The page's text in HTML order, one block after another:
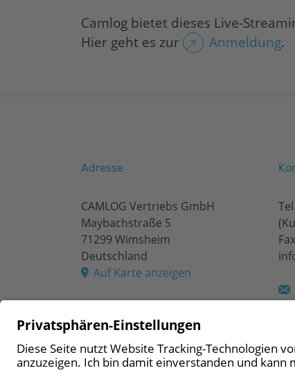
Camlog bietet dieses Live-
Hier geht es zur
Anmeldung.
Adresse
CAMLOG Vertriebs GmbH
Maybachstraße 5
71299 Wimsheim
Deutschland
Auf Karte anzeigen
Tel.